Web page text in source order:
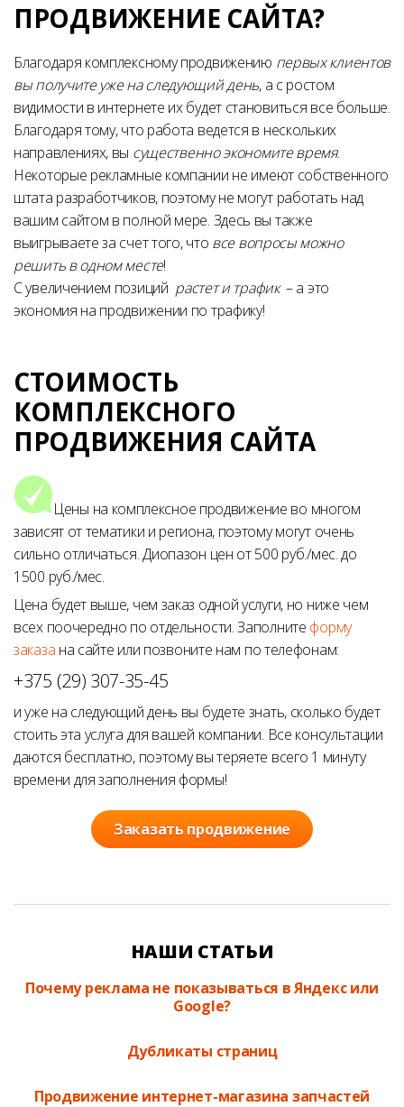
ПРОДВИЖЕНИЕ САЙТА?
Благодаря комплексному продвижению первых клиентов
вы получите уже на следующий день, а с ростом
видимости в интернете их будет становиться все больше.
Благодаря тому, что работа ведется в нескольких
направлениях, вы существенно экономите время.
Некоторые рекламные компании не имеют собственного
штата разработчиков, поэтому не могут работать над
вашим сайтом в полной мере. Здесь вы также
выигрываете за счет того, что все вопросы можно
решить в одном месте!
С увеличением позиций растет и трафик– а это
экономия на продвижении по трафику!
СТОИМОСТЬ
КОМПЛЕКСНОГО
ПРОДВИЖЕНИЯ САЙТА
Цены на комплексное продвижение во многом
зависят от тематики и региона, поэтому могут очень
сильно отличаться. Диопазон цен от 500 руб./мес. до
1500 руб./мес.
Цена будет выше, чем заказ одной услуги, но ниже чем
всех поочередно по отдельности. Заполните форму
заказа на сайте или позвоните нам по телефонам:
+375 (29) 307-35-45
и уже на следующий день вы будете знать, сколько будет
стоить эта услуга для вашей компании. Все консультации
даются бесплатно, поэтому вы теряете всего 1 минуту
времени для заполнения формы!
Заказать продвижение
НАШИ СТАТЬИ
Почему реклама не показываться в Яндекс или
Google?
Дубликаты страниц
Продвижение интернет-магазина запчастей